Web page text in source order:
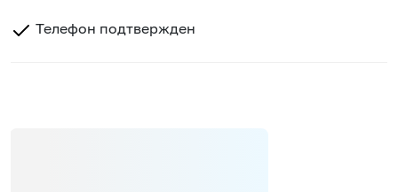
Телефон подтвержден